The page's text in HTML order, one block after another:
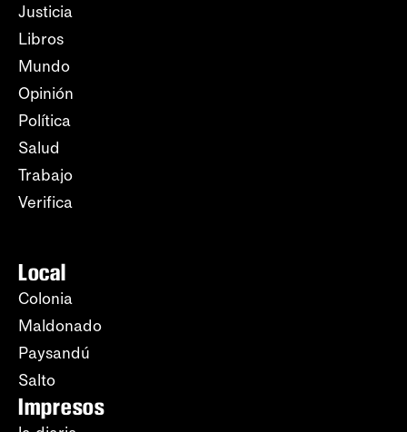
Justicia
Libros
Mundo
Opinión
Política
Salud
Trabajo
Verifica
Local
Colonia
Maldonado
Paysandú
Salto
Impresos